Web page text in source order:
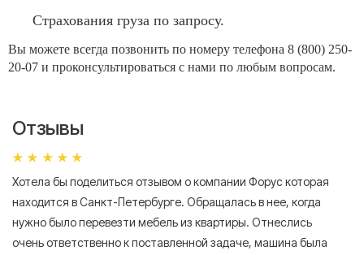
Страхования груза по запросу.
Вы можете всегда позвонить по номеру телефона 8 (800) 250-
20-07 и проконсультироваться с нами по любым вопросам.
Отзывы
Хотела бы поделиться отзывом о компании Форус которая
находится в Санкт-Петербурге. Обращалась в нее, когда
нужно было перевезти мебель из квартиры. Отнеслись
очень ответственно к поставленной задаче, машина была